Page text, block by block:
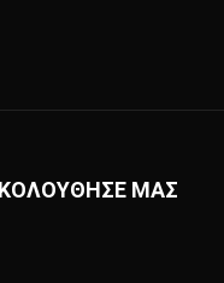
ΜΑΣ